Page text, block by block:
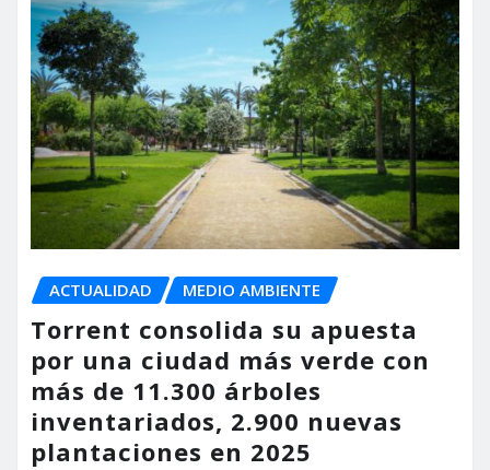
ACTUALIDAD MEDIO AMBIENTE
Torrent consolida su apuesta
por una ciudad más verde con
más de 11.300 árboles
inventariados, 2.900 nuevas
plantaciones en 2025